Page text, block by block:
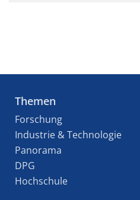
Themen
Forschung
Industrie & Technologie
Panorama
DPG
Hochschule